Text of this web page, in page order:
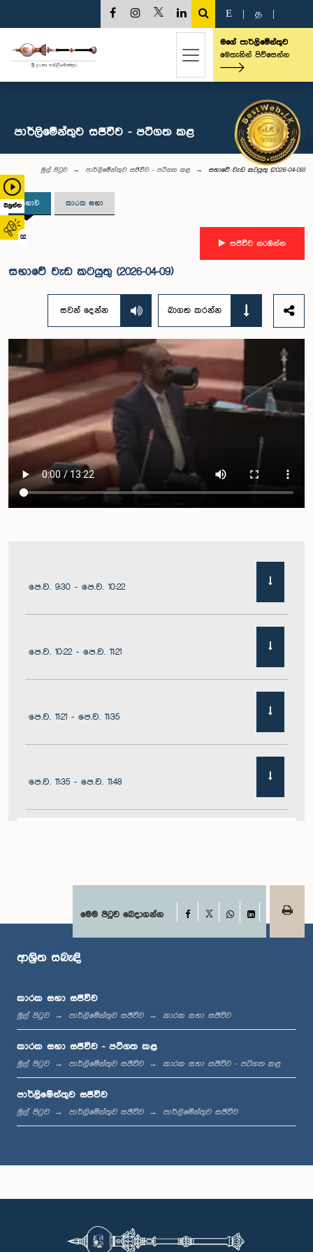
බලන්න
02
E த
මගේ පාර්ලිමේන්තුව
මෙතැනින් පිවිසෙන්න
පාර්ලිමේන්තුව සජීවීව - පටිගත කළ
මුල් පිටුව පාර්ලිමේන්තුව සජීවීව - පටිගත කළ සභාවේ වැඩ කටයුතු (2026-04-09)
සභාව කාරක සභා
සජීවීව නරඹන්න
සභාවේ වැඩ කටයුතු (2026-04-09)
සවන් දෙන්න බාගත කරන්න
පෙ.ව. 9:30 - පෙ.ව. 10:22
පෙ.ව. 10:22 - පෙ.ව. 11:21
පෙ.ව. 11:21 - පෙ.ව. 11:35
පෙ.ව. 11:35 - පෙ.ව. 11:48
ප.ව. 12:02 - ප.ව. 12:10
ප.ව. 1:00 - ප.ව. 1:19
ප.ව. 1:19 - ප.ව. 1:31
ප.ව. 1:38 - ප.ව. 1:49
මෙම පිටුව බෙදාගන්න Facebook
WhatsApp
LinkedIn
ආශ්‍රිත සබැඳි
කාරක සභා සජීවීව
මුල් පිටුව පාර්ලිමේන්තුව සජීවීව කාරක සභා සජීවීව
කාරක සභා සජීවීව - පටිගත කළ
මුල් පිටුව පාර්ලිමේන්තුව සජීවීව කාරක සභා සජීවීව - පටිගත කළ
පාර්ලිමේන්තුව සජීවීව
මුල් පිටුව පාර්ලිමේන්තුව සජීවීව පාර්ලිමේන්තුව සජීවීව